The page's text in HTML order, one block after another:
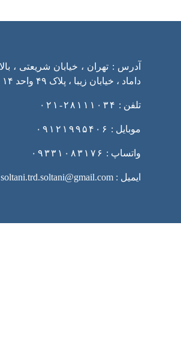
آدرس : تهران ، خیابان شریعتی ،
داماد ، خیابان زیبا ، پلاک ۴۹ واحد ۱۴
تلفن : ۲۸۱۱۱۰۳۴-۰۲۱
موبایل : ۰۹۱۲۱۹۹۵۴۰۶
واتساپ : ۰۹۳۳۱۰۸۳۱۷۶
ایمیل : soltani.trd.soltani@gmail.com